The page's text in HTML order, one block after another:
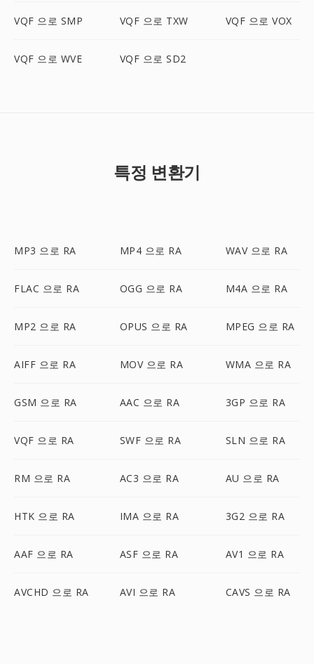
VQF 으로 SMP VQF 으로 TXW VQF 으로 VOX
VQF 으로 WVE VQF 으로 SD2
특정 변환기
MP3 으로 RA MP4 으로 RA WAV 으로 RA
FLAC 으로 RA OGG 으로 RA M4A 으로 RA
MP2 으로 RA OPUS 으로 RA MPEG 으로 RA
AIFF 으로 RA MOV 으로 RA WMA 으로 RA
GSM 으로 RA AAC 으로 RA 3GP 으로 RA
VQF 으로 RA SWF 으로 RA SLN 으로 RA
RM 으로 RA AC3 으로 RA AU 으로 RA
HTK 으로 RA IMA 으로 RA 3G2 으로 RA
AAF 으로 RA ASF 으로 RA AV1 으로 RA
AVCHD 으로 RA AVI 으로 RA CAVS 으로 RA